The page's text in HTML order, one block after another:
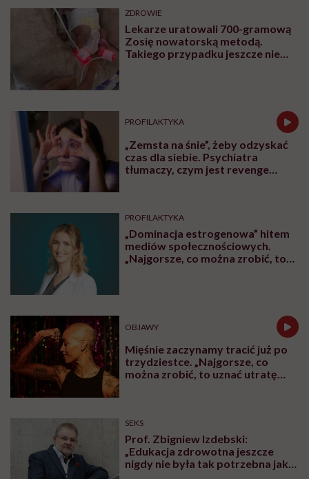
Najpopularniejsze
Jajniki wcale nie idą na emeryturę
po menopauzie. Rewolucyjne
odkrycie amerykańskich
naukowców
CHOROBY
Człowiek, który chce żyć
wiecznie, być może napotkał
przeszkodę. „Mój żołądek zjada
Lekarze uratowali 700-gramową
Zosię nowatorską metodą.
Takiego przypadku jeszcze nie
było
PROFILAKTYKA
„Zemsta na śnie”, żeby odzyskać
czas dla siebie. Psychiatra
tłumaczy, czym jest revenge